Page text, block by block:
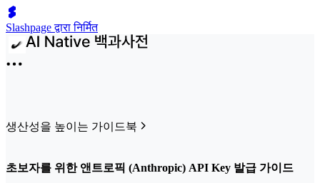
Slashpage द्वारा निर्मित
생산성을 높이는 가이드북
초보자를 위한 앤트로픽 (Anthropic) API Key 발급 가이드